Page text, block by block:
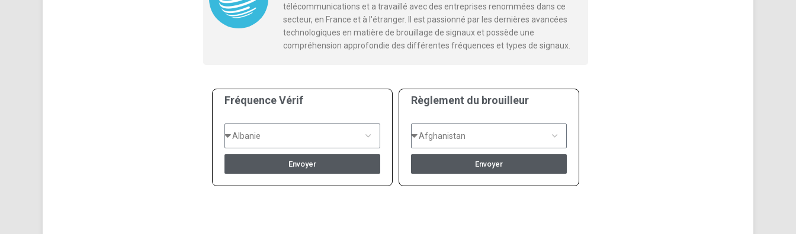
télécommunications et a travaillé avec des entreprises renommées dans ce
secteur, en France et à l'étranger. Il est passionné par les dernières avancées
technologiques en matière de brouillage de signaux et possède une
compréhension approfondie des différentes fréquences et types de signaux.
Fréquence Vérif
Envoyer
Règlement du brouilleur
Envoyer